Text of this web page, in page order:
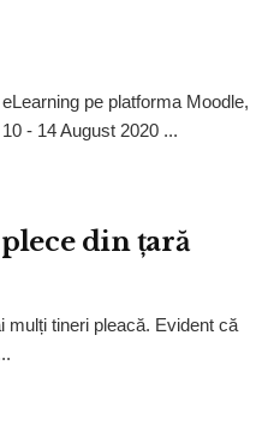
pe platforma Moodle,
- 14 August 2020 ...
din țară
tineri pleacă. Evident că